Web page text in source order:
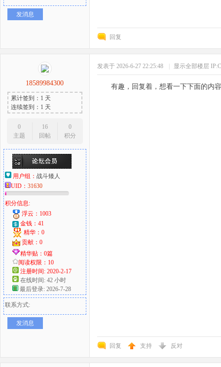
发消息
回复
18589984300
累计签到：1 天
连续签到：1 天
0
主题
16
回帖
0
积分
用户组： 战斗矮人
UID： 31630
积分信息:
浮云：1003
金钱：41
精华：0
贡献：0
精华贴：0篇
阅读权限：10
注册时间: 2020-2-17
在线时间: 42 小时
最后登录: 2026-7-28
联系方式:
发消息
发表于 2026-6-27 22:25:48 显示全部楼层
有趣，回复着，想看一下下面的内容
回复 支持 反对